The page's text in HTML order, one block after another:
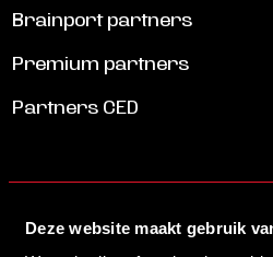
Deze website maakt gebruik
Brainport partners
Premium partners
Partners CED
SCHRIJF JE IN VOOR DE